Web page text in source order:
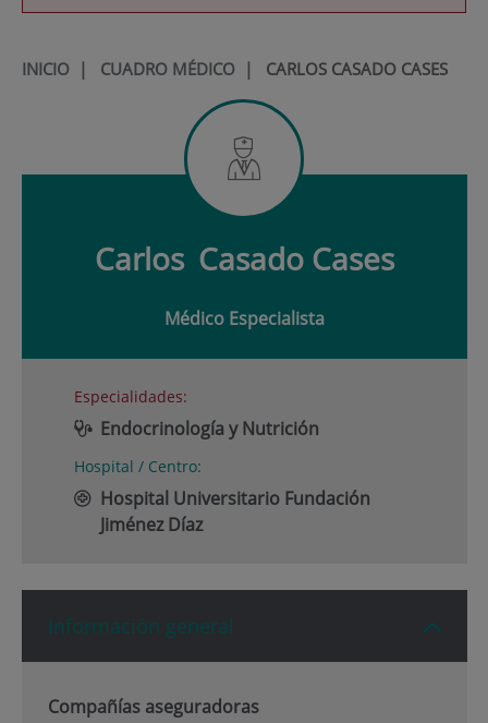
INICIO| CUADRO MÉDICO| CARLOS CASADO CASES
Carlos Casado Cases
Médico Especialista
Especialidades:
Endocrinología y Nutrición
Hospital / Centro:
Hospital Universitario Fundación
Jiménez Díaz
Información general
Compañías aseguradoras